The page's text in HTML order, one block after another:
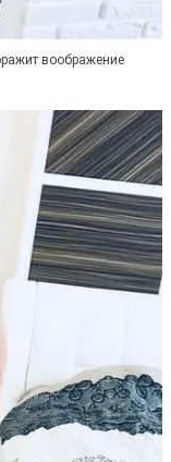
воображение